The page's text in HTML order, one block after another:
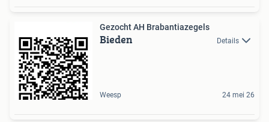
Gezocht AH Brabantiazegels
Bieden Details
Weesp 24 mei 26